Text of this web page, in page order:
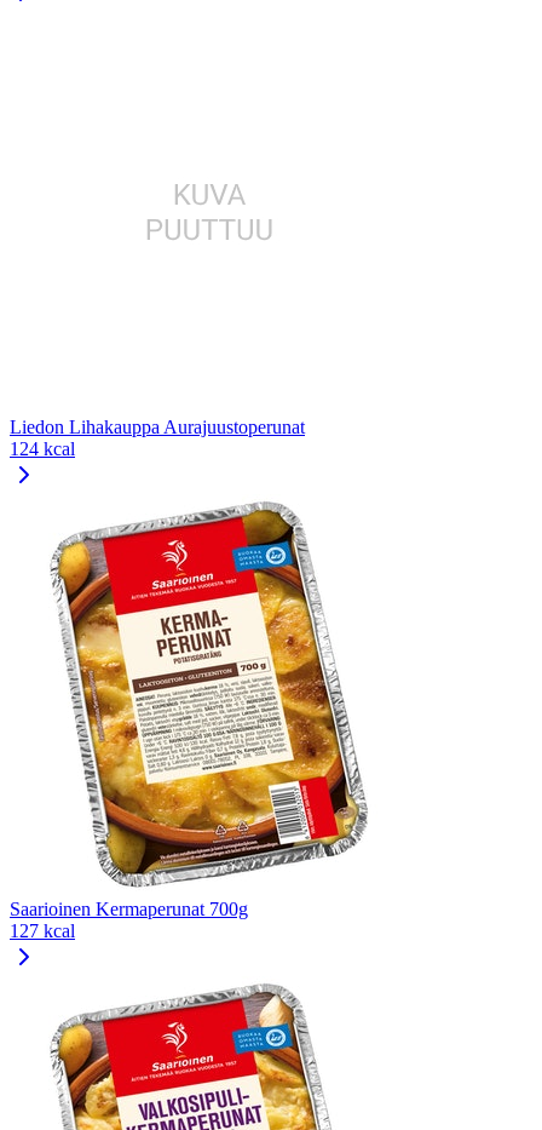
Liedon Lihakauppa Aurajuustoperunat
124 kcal
Saarioinen Kermaperunat 700g
127 kcal